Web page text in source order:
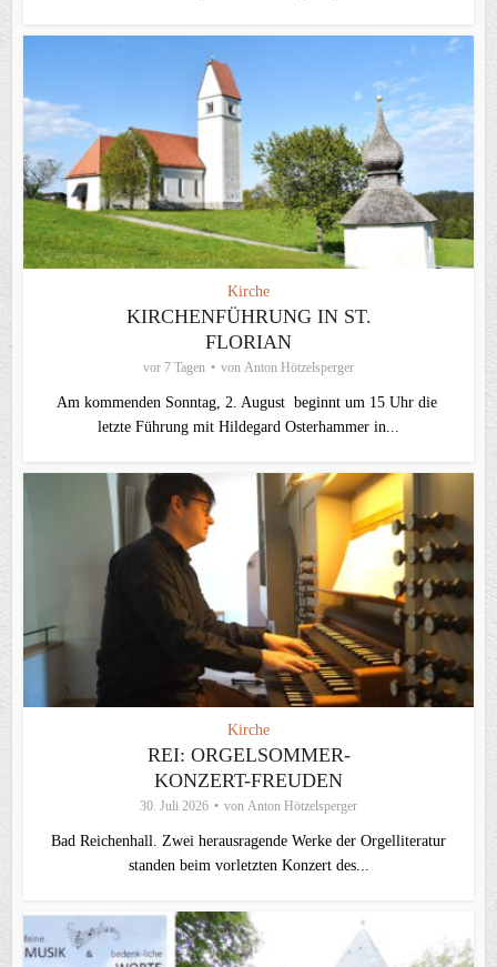
Kirche
KIRCHENFÜHRUNG IN ST.
FLORIAN
vor 7 Tagen von Anton Hötzelsperger
Am kommenden Sonntag, 2. August beginnt um 15 Uhr die
letzte Führung mit Hildegard Osterhammer in...
Kirche
REI: ORGELSOMMER-
KONZERT-FREUDEN
30. Juli 2026 von Anton Hötzelsperger
Bad Reichenhall. Zwei herausragende Werke der Orgelliteratur
standen beim vorletzten Konzert des...